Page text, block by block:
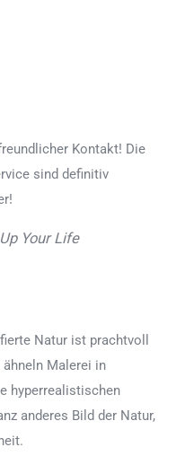
Kontakt! Die
sind definitiv
Your Life
Natur ist prachtvoll
Malerei in
hyperrealistischen
anderes Bild der Natur,